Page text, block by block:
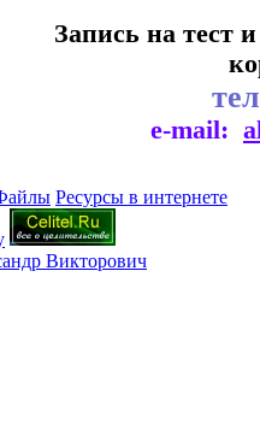
Запись на тест
e-mail:
Ресурсы в интернете
Викторович